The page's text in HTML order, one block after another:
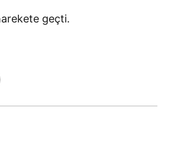
geçti.